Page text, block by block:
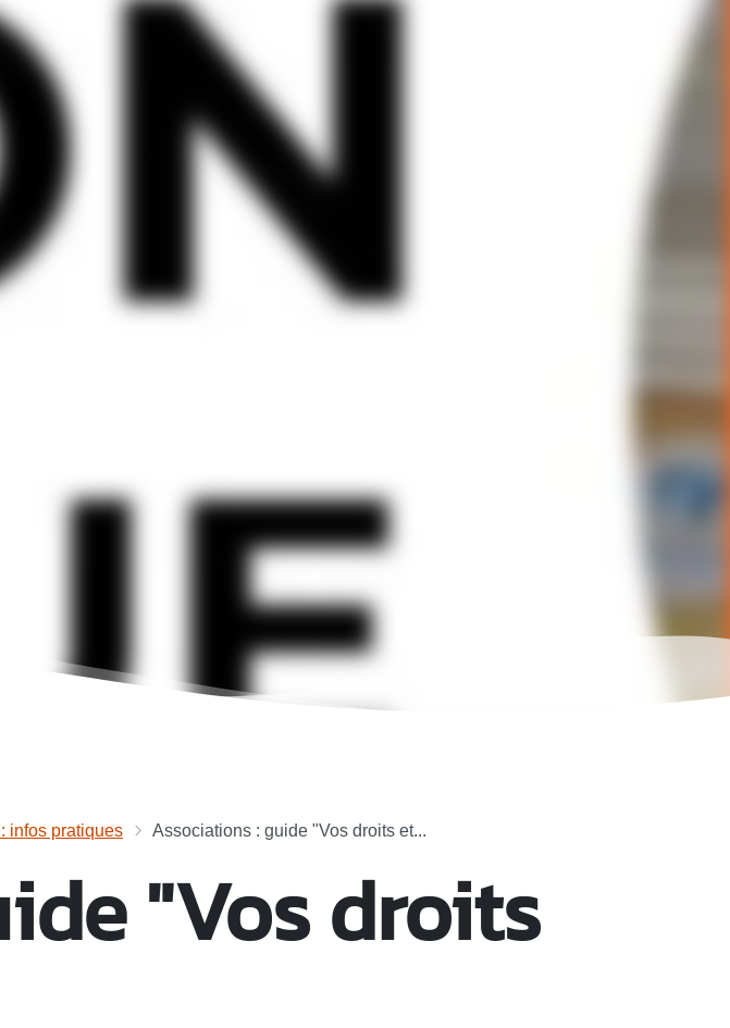
infos pratiques Associations : guide "Vos droits et...
"Vos droits